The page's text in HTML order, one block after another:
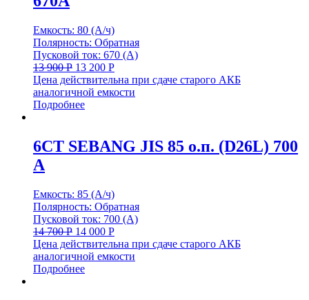
Емкость: 80 (А/ч)
Полярность: Обратная
Пусковой ток: 670 (А)
13 900Р 13 200 Р
Цена действительна при сдаче старого АКБ
аналогичной емкости
Подробнее
6СТ SEBANG JIS 85 о.п. (D26L) 700
A
Емкость: 85 (А/ч)
Полярность: Обратная
Пусковой ток: 700 (А)
14 700Р 14 000 Р
Цена действительна при сдаче старого АКБ
аналогичной емкости
Подробнее